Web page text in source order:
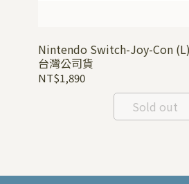
Nintendo Switch-Joy-Con
台灣公司貨
NT$1,890
Sold out